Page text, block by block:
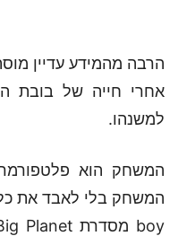
הרבה מהמידע עדיין
אחרי חייה של בובת
למשנהו.